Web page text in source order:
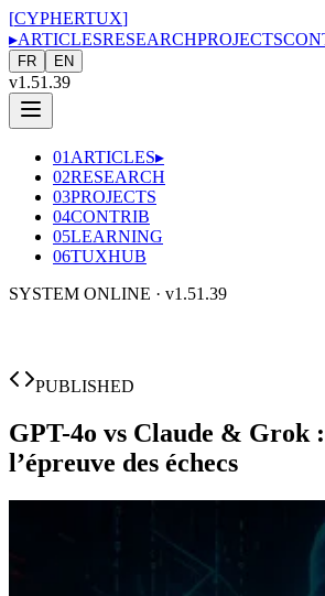
[CYPHERTUX]
▸ARTICLESRESEARCHPROJECTS
FR EN
v1.51.39
01 ARTICLES▸
02RESEARCH
03PROJECTS
04CONTRIB
05LEARNING
06TUXHUB
SYSTEM ONLINE · v1.51.39
PUBLISHED
GPT-4o vs Claude & Grok
l’épreuve des échecs